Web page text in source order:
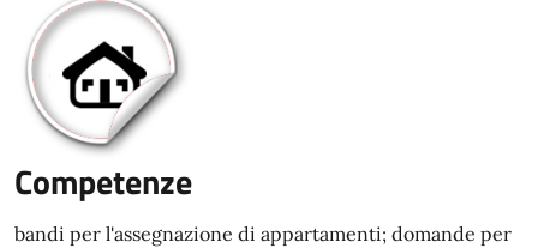
Competenze
bandi per l'assegnazione di appartamenti; domande per